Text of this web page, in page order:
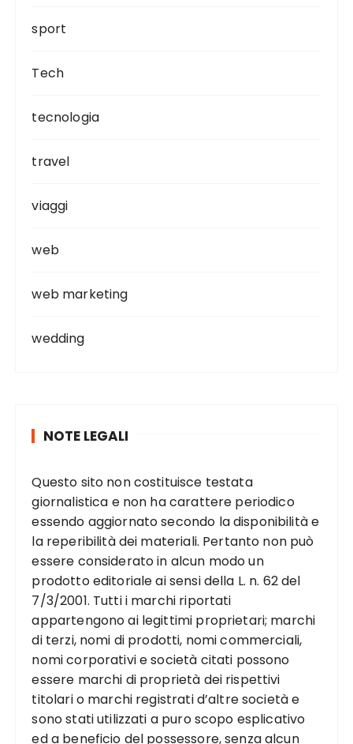
sport
Tech
tecnologia
travel
viaggi
web
web marketing
wedding
NOTE LEGALI
Questo sito non costituisce testata
giornalistica e non ha carattere periodico
essendo aggiornato secondo la disponibilità e
la reperibilità dei materiali. Pertanto non può
essere considerato in alcun modo un
prodotto editoriale ai sensi della L. n. 62 del
7/3/2001. Tutti i marchi riportati
appartengono ai legittimi proprietari; marchi
di terzi, nomi di prodotti, nomi commerciali,
nomi corporativi e società citati possono
essere marchi di proprietà dei rispettivi
titolari o marchi registrati d’altre società e
sono stati utilizzati a puro scopo esplicativo
ed a beneficio del possessore, senza alcun